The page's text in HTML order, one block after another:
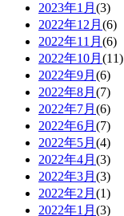
2023年1月 (3)
2022年12月 (6)
2022年11月 (6)
2022年10月 (11)
2022年9月 (6)
2022年8月 (7)
2022年7月 (6)
2022年6月 (7)
2022年5月 (4)
2022年4月 (3)
2022年3月 (3)
2022年2月 (1)
2022年1月 (3)